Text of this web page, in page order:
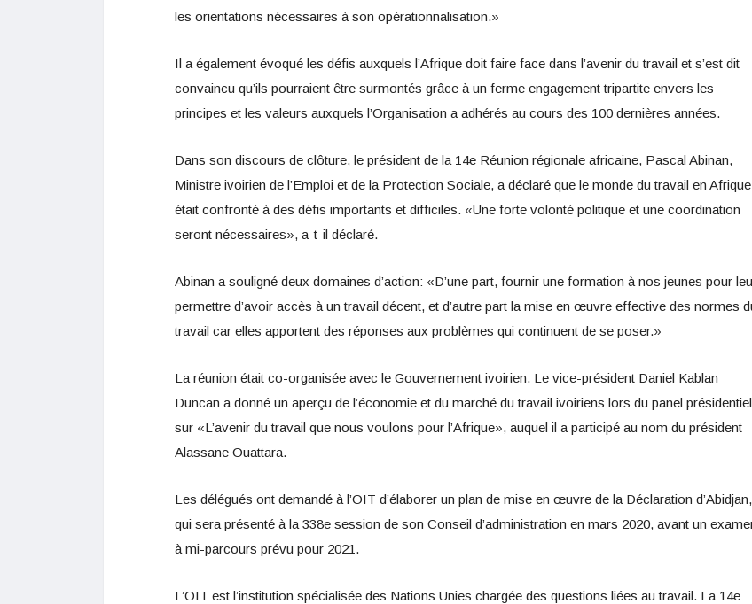
les orientations nécessaires à son opérationnalisation.»
Il a également évoqué les défis auxquels l’Afrique doit faire face dans l’avenir du travail et s’est dit
convaincu qu’ils pourraient être surmontés grâce à un ferme engagement tripartite envers les
principes et les valeurs auxquels l’Organisation a adhérés au cours des 100 dernières années.
Dans son discours de clôture, le président de la 14e Réunion régionale africaine, Pascal Abinan,
Ministre ivoirien de l’Emploi et de la Protection Sociale, a déclaré que le monde du travail en Afrique
était confronté à des défis importants et difficiles. «Une forte volonté politique et une coordination
seront nécessaires», a-t-il déclaré.
Abinan a souligné deux domaines d’action: «D’une part, fournir une formation à nos jeunes pour
permettre d’avoir accès à un travail décent, et d’autre part la mise en œuvre effective des normes
travail car elles apportent des réponses aux problèmes qui continuent de se poser.»
La réunion était co-organisée avec le Gouvernement ivoirien. Le vice-président Daniel Kablan
Duncan a donné un aperçu de l’économie et du marché du travail ivoiriens lors du panel présidentiel
sur «L’avenir du travail que nous voulons pour l’Afrique», auquel il a participé au nom du président
Alassane Ouattara.
Les délégués ont demandé à l’OIT d’élaborer un plan de mise en œuvre de la Déclaration d’Abidjan,
qui sera présenté à la 338e session de son Conseil d’administration en mars 2020, avant un
à mi-parcours prévu pour 2021.
L’OIT est l’institution spécialisée des Nations Unies chargée des questions liées au travail. La 14e